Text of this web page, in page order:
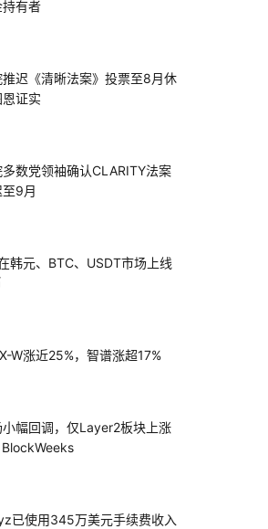
有者
迟《清晰法案》投票至8月休
证实
数党领袖确认CLARITY法案
9月
韩元、BTC、USDT市场上线
W涨近25%，智谱涨超17%
幅回调，仅Layer2板块上涨
已使用345万美元手续费收入